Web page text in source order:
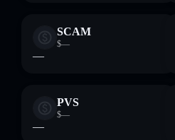
SCAM
$—
—
PVS
$—
—